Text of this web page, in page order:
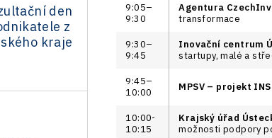
den
z
kraje
9:05–
9:30
Agentura
transformace
9:30–
9:45
Inovační centrum
startupy, malé a
9:45–
10:00
MPSV – projekt
10:00-
10:15
Krajský úřad
možnosti podpory